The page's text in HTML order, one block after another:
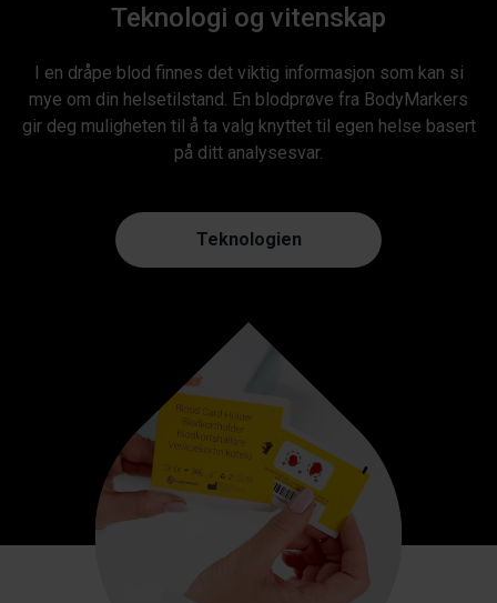
Teknologi og vitenskap
I en dråpe blod finnes det viktig informasjon som kan si
mye om din helsetilstand. En blodprøve fra BodyMarkers
gir deg muligheten til å ta valg knyttet til egen helse basert
på ditt analysesvar.
Teknologien